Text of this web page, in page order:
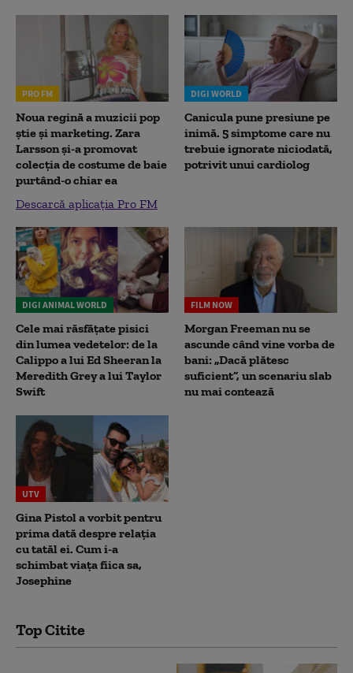
PRO FM
Noua regină a muzicii pop
știe și marketing. Zara
Larsson și-a promovat
colecția de costume de baie
purtând-o chiar ea
Descarcă aplicația Pro FM
DIGI WORLD
Canicula pune presiune pe
inimă. 5 simptome care nu
trebuie ignorate niciodată,
potrivit unui cardiolog
DIGI ANIMAL WORLD
Cele mai răsfățate pisici
din lumea vedetelor: de la
Calippo a lui Ed Sheeran la
Meredith Grey a lui Taylor
Swift
FILM NOW
Morgan Freeman nu se
ascunde când vine vorba de
bani: „Dacă plătesc
suficient”, un scenariu slab
nu mai contează
UTV
Gina Pistol a vorbit pentru
prima dată despre relația
cu tatăl ei. Cum i-a
schimbat viața fiica sa,
Josephine
Top Citite